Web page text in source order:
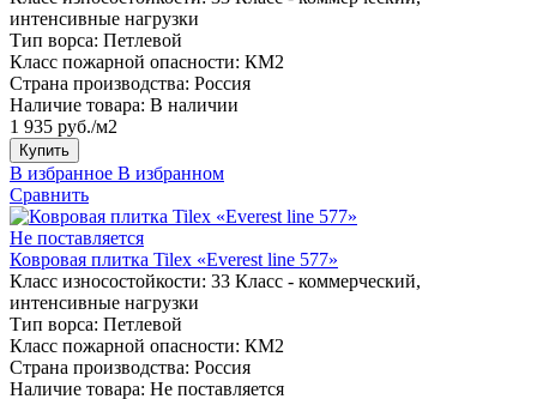
интенсивные нагрузки
Тип ворса: Петлевой
Класс пожарной опасности: КМ2
Страна производства: Россия
Наличие товара: В наличии
1 935 руб./м2
Купить
В избранное В избранном
Сравнить
Не поставляется
Ковровая плитка Tilex «Everest line 577»
Класс износостойкости: 33 Класс - коммерческий,
интенсивные нагрузки
Тип ворса: Петлевой
Класс пожарной опасности: КМ2
Страна производства: Россия
Наличие товара: Не поставляется